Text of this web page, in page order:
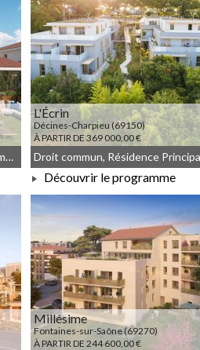
À PARTIR DE 324 200,00 €
Résidence Principale, Droit commun, Meublé non géré, JEANBRUN
L'Écrin
Décines-Charpieu (69150)
À PARTIR DE 369 000,00 €
À PARTIR DE 369 000,00 €
Découvrir le programme
Millésime
Fontaines-sur-Saône (69270)
À PARTIR DE 244 600,00 €